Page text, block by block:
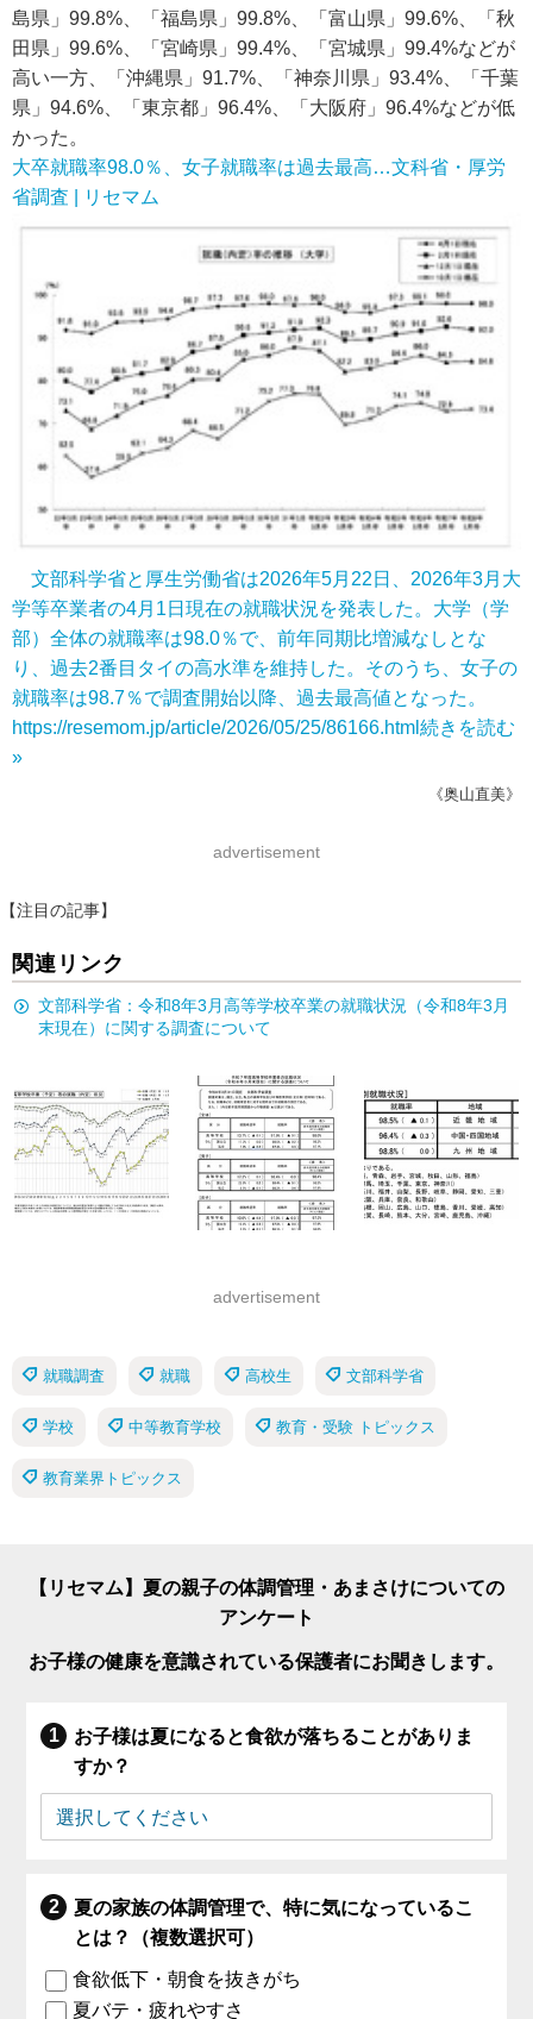
島県」99.8%、「福島県」99.8%、「富山県」99.6%、「秋
田県」99.6%、「宮崎県」99.4%、「宮城県」99.4%などが
高い一方、「沖縄県」91.7%、「神奈川県」93.4%、「千葉
県」94.6%、「東京都」96.4%、「大阪府」96.4%などが低
かった。
大卒就職率98.0％、女子就職率は過去最高…文科省・厚労
省調査 | リセマム
文部科学省と厚生労働省は2026年5月22日、2026年3月大
学等卒業者の4月1日現在の就職状況を発表した。大学（学
部）全体の就職率は98.0％で、前年同期比増減なしとな
り、過去2番目タイの高水準を維持した。そのうち、女子の
就職率は98.7％で調査開始以降、過去最高値となった。
https://resemom.jp/article/2026/05/25/86166.html 続きを読む
»
《奥山直美》
advertisement
【注目の記事】
関連リンク
文部科学省：令和8年3月高等学校卒業の就職状況（令和8年3月
末現在）に関する調査について
advertisement
就職調査 就職 高校生 文部科学省
学校 中等教育学校 教育・受験 トピックス
教育業界トピックス
【リセマム】夏の親子の体調管理・あまさけについての
アンケート
お子様の健康を意識されている保護者にお聞きします。
お子様は夏になると食欲が落ちることがありま
すか？
夏の家族の体調管理で、特に気になっているこ
とは？（複数選択可）
食欲低下・朝食を抜きがち
夏バテ・疲れやすさ